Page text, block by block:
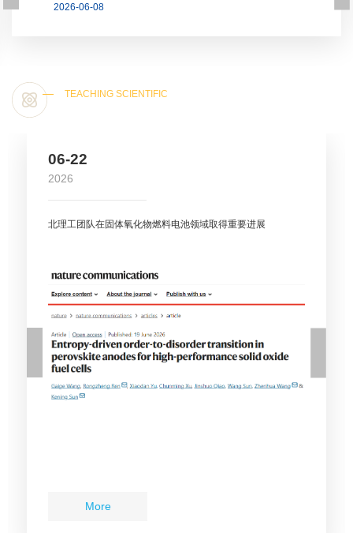
2026-06-08
TEACHING SCIENTIFIC
教学科研
06-22
2026
北理工团队在固体氧化物燃料电池领域取得重要进展
More